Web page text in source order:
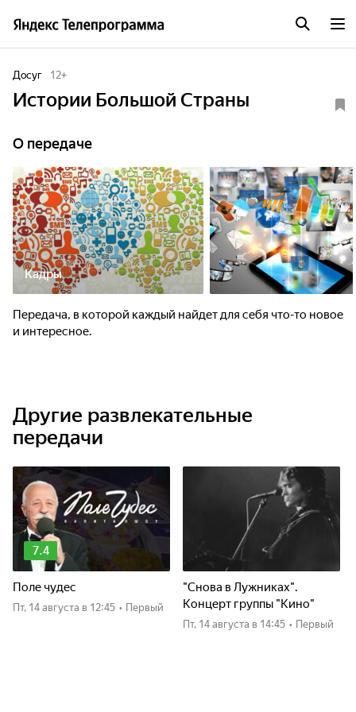
Досуг 12+
Истории Большой Страны
О передаче
Кадры
Передача, в которой каждый найдет для себя что-то новое
и интересное.
Другие развлекательные
передачи
7.4
Поле чудес
пт, 14 августа в 12:45 • Первый
"Снова в Лужниках".
Концерт группы "Кино"
пт, 14 августа в 14:45 • Первый